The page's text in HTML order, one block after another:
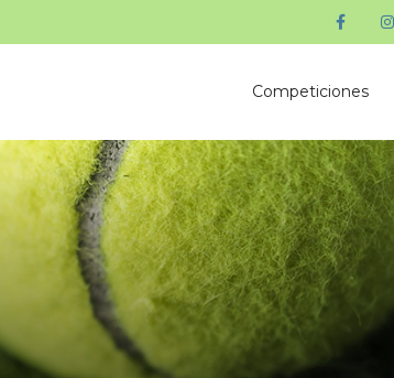
Competiciones